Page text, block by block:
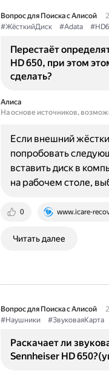
Вопрос для Поиска с Алисой
#ЖёсткийДиск
#Adata
Перестаёт
HD 650, при этом
сделать?
Алиса
На основе источников,
0 www.icare-
Если внешний
попробовать
вставить диск в
на рабочем столе,
Читать далее
Вопрос для Поиска с Алисой
#Наушники
#ЗвуковаяКарта
Раскачает ли
Sennheiser HD